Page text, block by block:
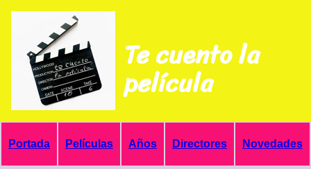
Te cuento la
película
Portada Películas Años Directores Novedades